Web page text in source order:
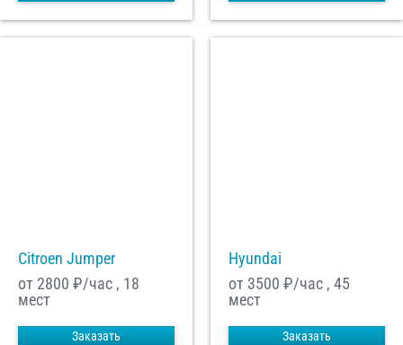
Citroen Jumper
от 2800 ₽/час , 18
мест
Заказать
Hyundai
от 3500 ₽/час , 45
мест
Заказать